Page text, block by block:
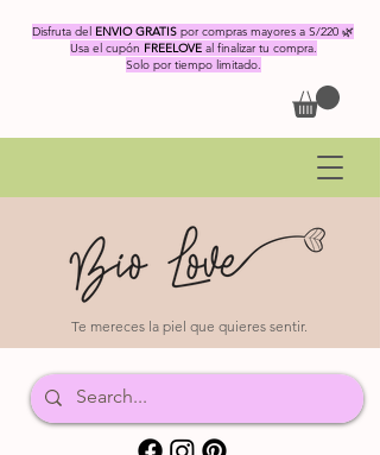
Te mereces la piel que quieres sentir.
Disfruta del ENVIO GRATIS por compras mayores a S/220 🌿
Usa el cupón FREELOVEal finalizar tu compra.
Solo por tiempo limitado.